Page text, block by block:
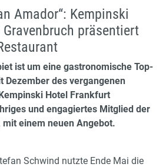
Amador“: Kempinski
präsentiert
ist um eine gastronomische Top-
Dezember des vergangenen
Hotel Frankfurt
und engagiertes Mitglied der
einem neuen Angebot.
Schwind nutzte Ende Mai die